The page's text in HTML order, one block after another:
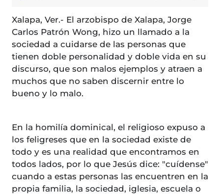
Xalapa, Ver.- El arzobispo de Xalapa, Jorge
Carlos Patrón Wong, hizo un llamado a la
sociedad a cuidarse de las personas que
tienen doble personalidad y doble vida en su
discurso, que son malos ejemplos y atraen a
muchos que no saben discernir entre lo
bueno y lo malo.
En la homilía dominical, el religioso expuso a
los feligreses que en la sociedad existe de
todo y es una realidad que encontramos en
todos lados, por lo que Jesús dice: "cuídense"
cuando a estas personas las encuentren en la
propia familia, la sociedad, iglesia, escuela o